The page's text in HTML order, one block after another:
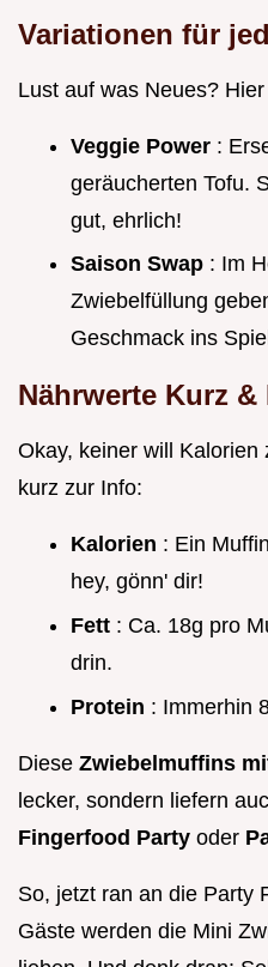
Variationen für
Lust auf was Neues?
Veggie Power :
geräucherten Tofu.
gut, ehrlich!
Saison Swap : Im
Zwiebelfüllung
Geschmack ins
Nährwerte Kurz &
Okay, keiner will Kalorien
kurz zur Info:
Kalorien : Ein
hey, gönn' dir!
Fett : Ca. 18g pro
drin.
Protein : Immerhin
Diese Zwiebelmuffins
lecker, sondern liefern
Fingerfood Party oder
So, jetzt ran an die Party
Gäste werden die Mini